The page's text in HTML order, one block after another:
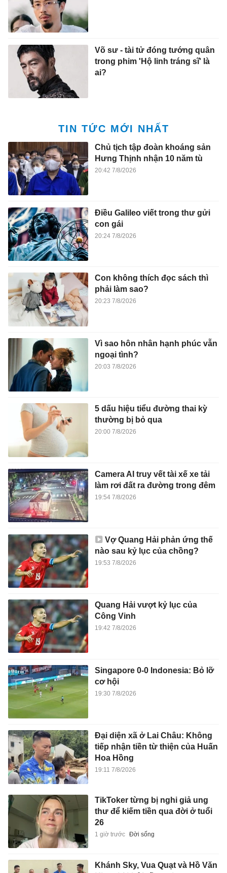
Võ sư - tài tử đóng tướng quân
trong phim 'Hộ linh tráng sĩ' là
ai?
TIN TỨC MỚI NHẤT
Chủ tịch tập đoàn khoáng sản
Hưng Thịnh nhận 10 năm tù
20:42 7/8/2026
Điều Galileo viết trong thư gửi
con gái
20:24 7/8/2026
Con không thích đọc sách thì
phải làm sao?
20:23 7/8/2026
Vì sao hôn nhân hạnh phúc vẫn
ngoại tình?
20:03 7/8/2026
5 dấu hiệu tiểu đường thai kỳ
thường bị bỏ qua
20:00 7/8/2026
Camera AI truy vết tài xế xe tải
làm rơi đất ra đường trong đêm
19:54 7/8/2026
Vợ Quang Hải phản ứng thế
nào sau kỷ lục của chồng?
19:53 7/8/2026
Quang Hải vượt kỷ lục của
Công Vinh
19:42 7/8/2026
Singapore 0-0 Indonesia: Bỏ lỡ
cơ hội
19:30 7/8/2026
Đại diện xã ở Lai Châu: Không
tiếp nhận tiền từ thiện của Huấn
Hoa Hồng
19:11 7/8/2026
TikToker từng bị nghi giả ung
thư để kiếm tiền qua đời ở tuổi
26
1 giờ trước Đời sống
Khánh Sky, Vua Quạt và Hồ Văn